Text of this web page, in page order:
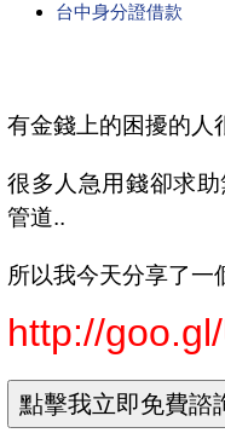
台中身分證借款
有金錢上的困擾的人
很多人急用錢卻求
管道..
所以我今天分享了一
http://